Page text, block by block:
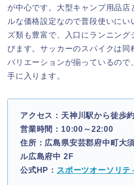
が中心です。大型キャンプ用品店
ルな価格設定なので普段使いにい
ズ類も豊富で、入口にランニング
びます。サッカーのスパイクは同
バリエーションが揃っているので
手に入ります。
アクセス：天神川駅から徒歩
営業時間：10:00～22:00
住所：広島県安芸郡府中町大
ル広島府中 2F
公式HP： スポーツオーソリテ